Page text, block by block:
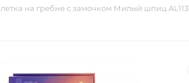
на гребне с замочком Милый шпиц